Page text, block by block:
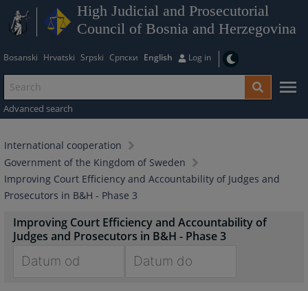
High Judicial and Prosecutorial
Council of Bosnia and Herzegovina
Bosanski Hrvatski Srpski Српски English Log in
Advanced search
International cooperation
Government of the Kingdom of Sweden
Improving Court Efficiency and Accountability of Judges and
Prosecutors in B&H - Phase 3
Improving Court Efficiency and Accountability of
Judges and Prosecutors in B&H - Phase 3